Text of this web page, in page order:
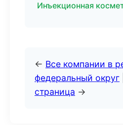
Инъекционная
← Все компании в
федеральный округ
страница →